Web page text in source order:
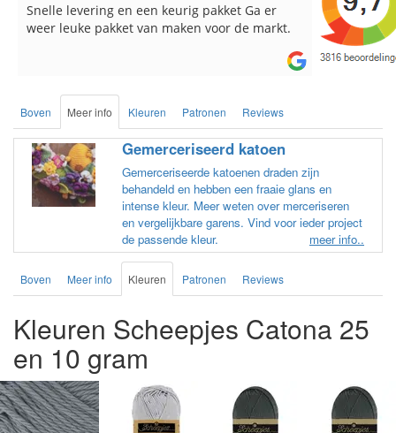
Reeds meerdere keren breigaren en
breinaalden besteld, altijd heel tevreden over
Snelle
Boven Meer info Kleuren Patronen Reviews
Gemerceriseerd katoen
Gemerceriseerde katoenen draden zijn
behandeld en hebben een fraaie glans en
intense kleur. Meer weten over merceriseren
en vergelijkbare garens. Vind voor ieder project
de passende kleur.
meer info..
Boven Meer info Kleuren Patronen Reviews
Kleuren Scheepjes Catona 25
en 10 gram